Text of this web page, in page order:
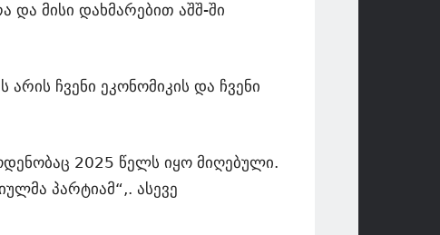
მისი დახმარებით აშშ-ში
არის ჩვენი ეკონომიკის და ჩვენი
2025 წელს იყო მიღებული.
პარტიამ“,. ასევე